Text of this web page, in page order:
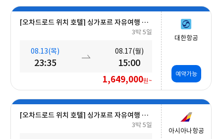
[오차드로드 위치 호텔] 싱가포르 자유여행 5일 #조식포함
3박 5일
08.13(목)
23:35
08.17(월)
15:00
1,649,000원~
대한항공
예약가능
[오차드로드 위치 호텔] 싱가포르 자유여행 5일 #조식포함
3박 5일
아시아나항공